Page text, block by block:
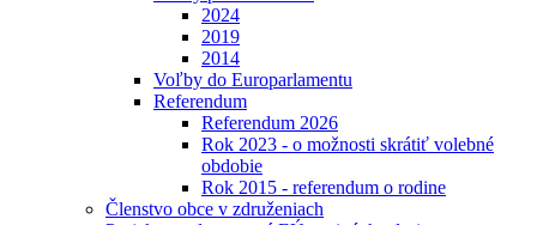
2024
2019
2014
Voľby do Europarlamentu
Referendum
Referendum 2026
Rok 2023 - o možnosti skrátiť volebné
obdobie
Rok 2015 - referendum o rodine
Členstvo obce v združeniach